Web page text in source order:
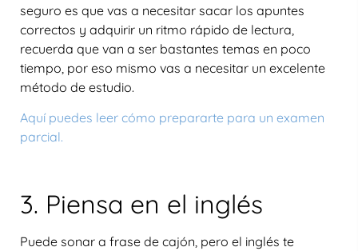
seguro es que vas a necesitar sacar los apuntes
correctos y adquirir un ritmo rápido de lectura,
recuerda que van a ser bastantes temas en poco
tiempo, por eso mismo vas a necesitar un excelente
método de estudio.
Aquí puedes leer cómo prepararte para un examen
parcial.
3. Piensa en el inglés
Puede sonar a frase de cajón, pero el inglés te